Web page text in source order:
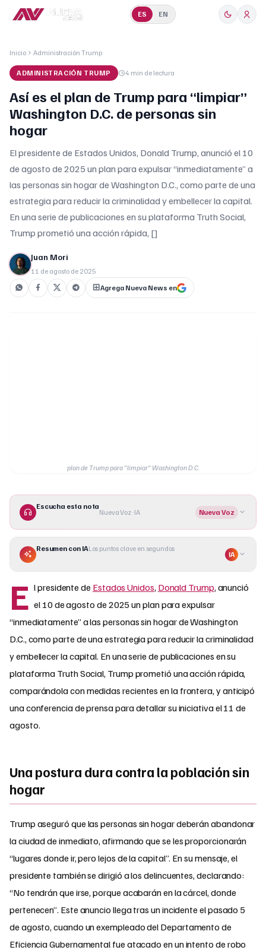
ES EN
Inicio Administración Trump
ADMINISTRACIÓN TRUMP 4 min de lectura
Así es el plan de Trump para “limpiar”
Washington D.C. de personas sin
hogar
El presidente de Estados Unidos, Donald Trump, anunció el 10
de agosto de 2025 un plan para expulsar “inmediatamente” a
las personas sin hogar de Washington D.C., como parte de una
estrategia para reducir la criminalidad y embellecer la capital.
En una serie de publicaciones en su plataforma Truth Social,
Trump prometió una acción rápida, []
Juan Mori
11 de agosto de 2025
Agrega Nueva News en
plan de Trump para "limpiar" Washington D.C.
Escucha esta nota
Nueva Voz · IA Nueva Voz
Resumen con IALos puntos clave en segundos
IA
E l presidente de Estados Unidos, Donald Trump, anunció
el 10 de agosto de 2025 un plan para expulsar
“inmediatamente” a las personas sin hogar de Washington
D.C., como parte de una estrategia para reducir la criminalidad
y embellecer la capital. En una serie de publicaciones en su
plataforma Truth Social, Trump prometió una acción rápida,
comparándola con medidas recientes en la frontera, y anticipó
una conferencia de prensa para detallar su iniciativa el 11 de
agosto.
Una postura dura contra la población sin
hogar
Trump aseguró que las personas sin hogar deberán abandonar
la ciudad de inmediato, afirmando que se les proporcionarán
“lugares donde ir, pero lejos de la capital”. En su mensaje, el
presidente también se dirigió a los delincuentes, declarando:
“No tendrán que irse, porque acabarán en la cárcel, donde
pertenecen”. Este anuncio llega tras un incidente el pasado 5
de agosto, cuando un exempleado del Departamento de
Eficiencia Gubernamental fue atacado en un intento de robo